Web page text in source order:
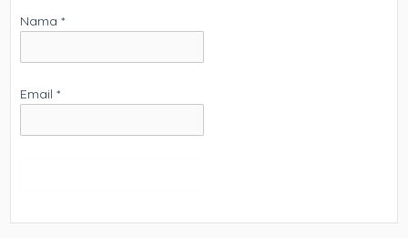
Nama*
Email*